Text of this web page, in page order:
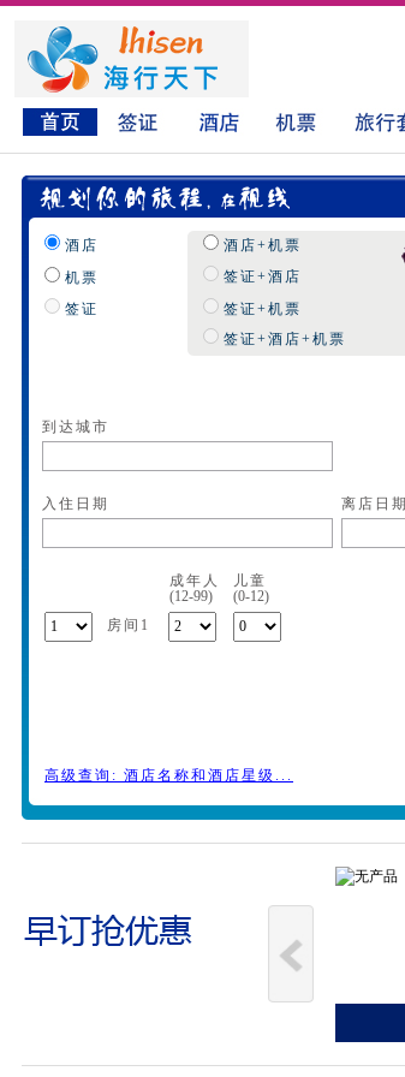
酒店
机票
签证
酒店+机票
签证+机票
签证+酒店
签证+酒店+机票
到达城市
入住日期 离店日期
成年人
儿童
(12-99)
(0-12)
房间1
高级查询: 酒店名称和酒店星级...